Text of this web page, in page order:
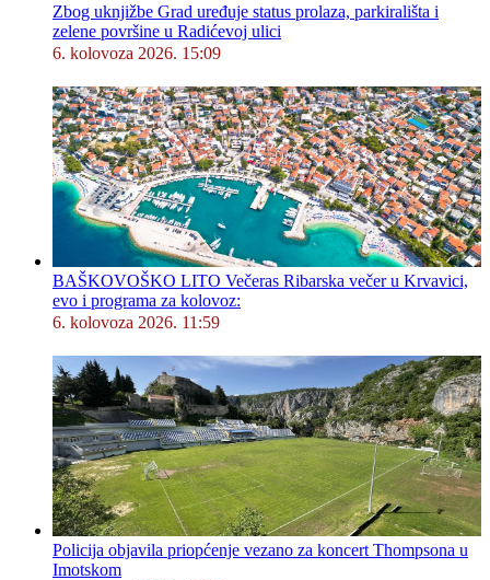
Zbog uknjižbe Grad uređuje status prolaza, parkirališta i
zelene površine u Radićevoj ulici
6. kolovoza 2026. 15:09
BAŠKOVOŠKO LITO Večeras Ribarska večer u Krvavici,
evo i programa za kolovoz:
6. kolovoza 2026. 11:59
Policija objavila priopćenje vezano za koncert Thompsona u
Imotskom